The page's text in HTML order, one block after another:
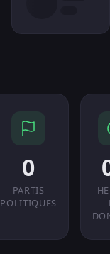
0
PARTIS
POLITIQUES